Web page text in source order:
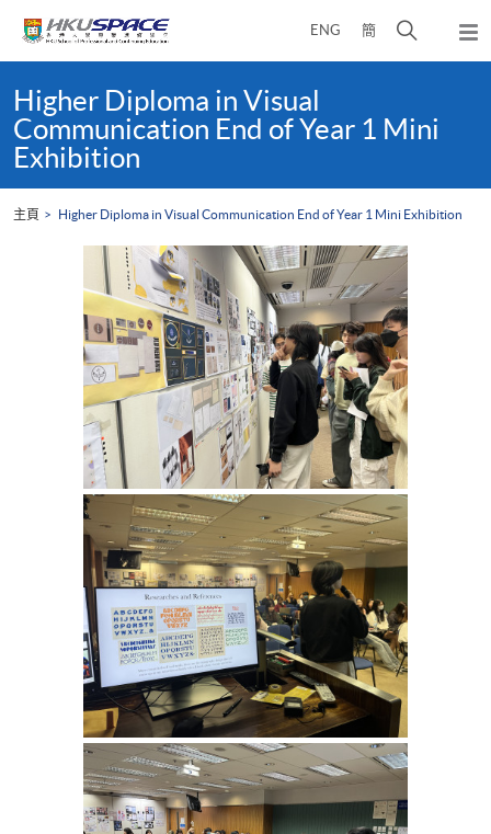
ENG 簡
開
介
彈
出
content
startHigher Diploma in Visual
Communication End of Year 1 Mini
Exhibition
主頁 Higher Diploma in Visual Communication End of Year 1 Mini Exhibition